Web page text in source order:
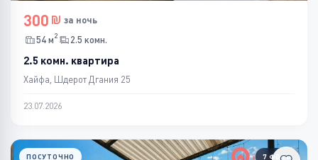
300
за ночь
54 м2 2.5 комн.
2.5 комн. квартира
Хайфа, Шдерот Дгания 25
23.07.2026
7 ФОТО
ПОСУТОЧНО